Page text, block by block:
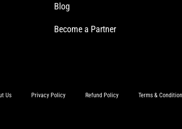
Blog
Become a Partner
Us Privacy Policy Refund Policy Terms &